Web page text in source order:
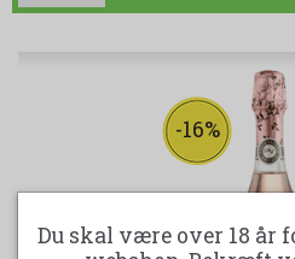
-16%
Du skal være over 18 år